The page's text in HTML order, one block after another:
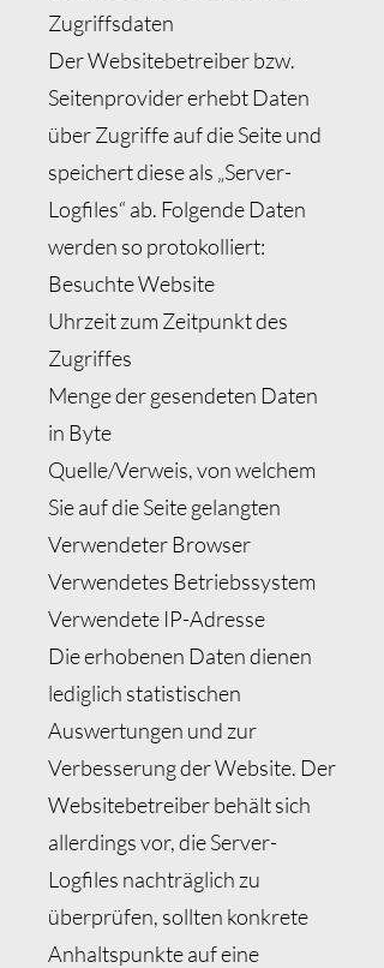
Zugriffsdaten
Der Websitebetreiber bzw.
Seitenprovider erhebt Daten
über Zugriffe auf die Seite und
speichert diese als „Server-
Logfiles“ ab. Folgende Daten
werden so protokolliert:
Besuchte Website
Uhrzeit zum Zeitpunkt des
Zugriffes
Menge der gesendeten Daten
in Byte
Quelle/Verweis, von welchem
Sie auf die Seite gelangten
Verwendeter Browser
Verwendetes Betriebssystem
Verwendete IP-Adresse
Die erhobenen Daten dienen
lediglich statistischen
Auswertungen und zur
Verbesserung der Website. Der
Websitebetreiber behält sich
allerdings vor, die Server-
Logfiles nachträglich zu
überprüfen, sollten konkrete
Anhaltspunkte auf eine